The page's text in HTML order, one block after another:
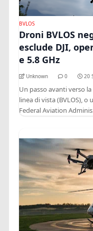
BVLOS
Droni BVLOS
esclude DJI,
e 5.8 GHz
Unknown 0 20
Un passo avanti verso
linea di vista (BVLOS),
Federal Aviation